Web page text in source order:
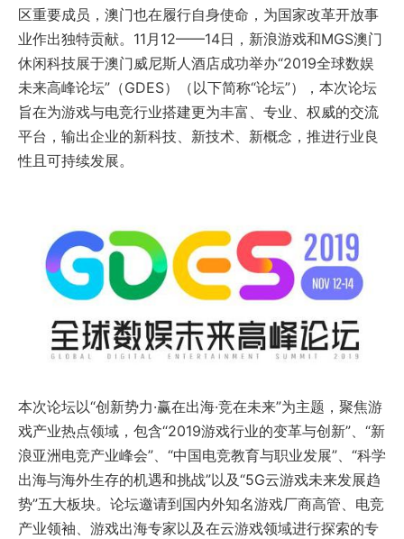
区重要成员，澳门也在履行自身使命，为国家改革开放事
业作出独特贡献。11月12——14日，新浪游戏和MGS澳门
休闲科技展于澳门威尼斯人酒店成功举办“2019全球数娱
未来高峰论坛”（GDES）（以下简称“论坛”），本次论坛
旨在为游戏与电竞行业搭建更为丰富、专业、权威的交流
平台，输出企业的新科技、新技术、新概念，推进行业良
性且可持续发展。
本次论坛以“创新势力·赢在出海·竞在未来”为主题，聚焦游
戏产业热点领域，包含“2019游戏行业的变革与创新”、“新
浪亚洲电竞产业峰会”、“中国电竞教育与职业发展”、“科学
出海与海外生存的机遇和挑战”以及“5G云游戏未来发展趋
势”五大板块。论坛邀请到国内外知名游戏厂商高管、电竞
产业领袖、游戏出海专家以及在云游戏领域进行探索的专